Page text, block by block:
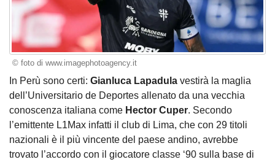
© foto di www.imagephotoagency.it
In Perù sono certi: Gianluca Lapadula vestirà la maglia
dell’Universitario de Deportes allenato da una vecchia
conoscenza italiana come Hector Cuper. Secondo
l’emittente L1Max infatti il club di Lima, che con 29 titoli
nazionali è il più vincente del paese andino, avrebbe
trovato l’accordo con il giocatore classe ‘90 sulla base di